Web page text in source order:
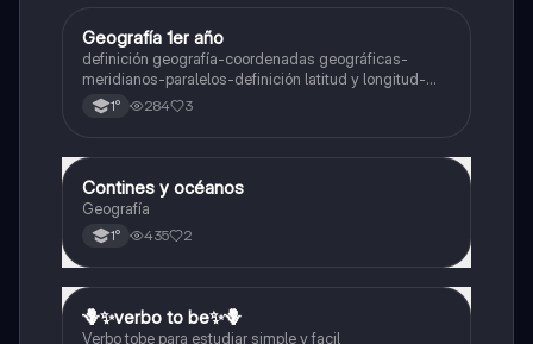
Geografía
Geografía 1er año
definición geografía-coordenadas geográficas-
meridianos-paralelos-definición latitud y longitud-
elementos del mapa-definición mapa-localización
relativa y absoluta
1° 284 3
Geografía
Contines y océanos
Geografía
1° 435 2
Inglés
🪻✨️verbo to be✨️🪻
Verbo tobe para estudiar simple y facil